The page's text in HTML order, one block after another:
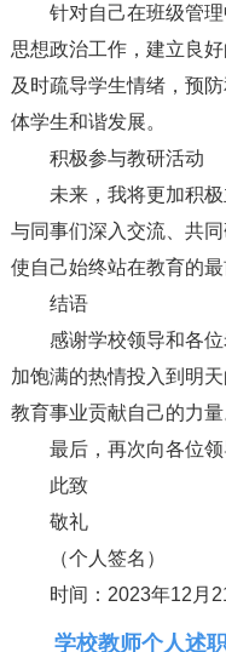
针对自己在班级管
思想政治工作，建立良
及时疏导学生情绪，预
体学生和谐发展。
积极参与教研活动
未来，我将更加积
与同事们深入交流、共
使自己始终站在教育的最
结语
感谢学校领导和各
加饱满的热情投入到明
教育事业贡献自己的力量
最后，再次向各位
此致
敬礼
（个人签名）
时间：2023年12月
学校教师个人述